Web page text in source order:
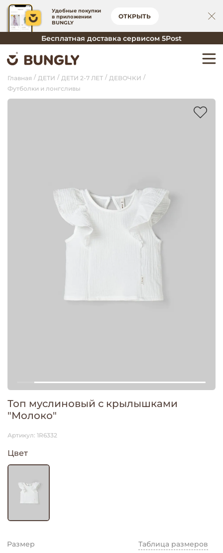
Удобные покупки
в приложении
BUNGLY
ОТКРЫТЬ
Бесплатная доставка сервисом 5Post
Главная ДЕТИ ДЕТИ 2-7 ЛЕТ
ДЕВОЧКИ
Футболки и лонгсливы
Топ муслиновый с крылышками
"Молоко"
Артикул: 1R6332
Цвет
Таблица размеров
Размер